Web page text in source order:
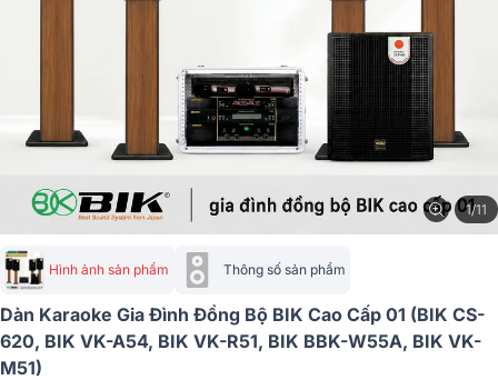
1/11
Hình ảnh sản phẩm Thông số sản phẩm
Dàn Karaoke Gia Đình Đồng Bộ BIK Cao Cấp 01 (BIK CS-
620, BIK VK-A54, BIK VK-R51, BIK BBK-W55A, BIK VK-
M51)